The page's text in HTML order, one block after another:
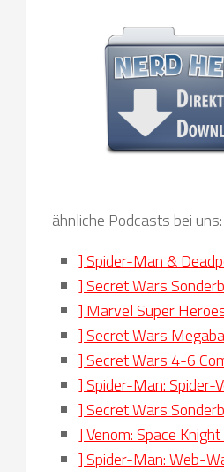
ähnliche Podcasts bei uns:
] Spider-Man &
] Secret Wars
] Marvel Super
] Secret Wars
] Secret Wars 4-6
] Spider-Man: Spider-
] Secret Wars
] Venom: Space
] Spider-Man: Web-